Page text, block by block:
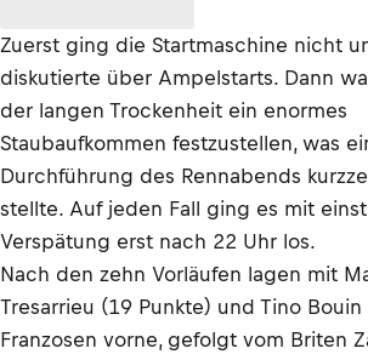
Zuerst ging die Startmaschine nicht
diskutierte über Ampelstarts. Dann
der langen Trockenheit ein enormes
Staubaufkommen festzustellen, was
Durchführung des Rennabends
stellte. Auf jeden Fall ging es mit
Verspätung erst nach 22 Uhr los.
Nach den zehn Vorläufen lagen mit
Tresarrieu (19 Punkte) und Tino
Franzosen vorne, gefolgt vom Briten